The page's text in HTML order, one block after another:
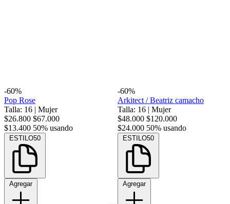
-60%
Pop Rose
Talla: 16 | Mujer
$26.800 $67.000
$13.400 50% usando
ESTILO50
Agregar
-60%
Arkitect / Beatriz camacho
Talla: 16 | Mujer
$48.000 $120.000
$24.000 50% usando
ESTILO50
Agregar